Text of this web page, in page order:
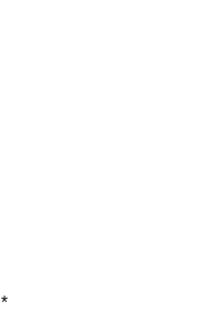
*Erforderlich